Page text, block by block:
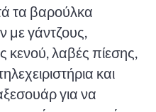
τα βαρούλκα
με γάντζους,
κενού, λαβές πίεσης,
και
για να